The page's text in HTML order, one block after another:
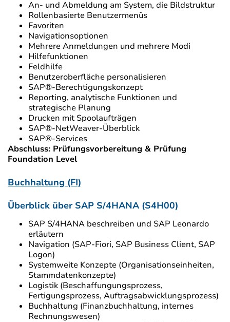
An- und Abmeldung am System, die Bildstruktur
Rollenbasierte Benutzermenüs
Favoriten
Navigationsoptionen
Mehrere Anmeldungen und mehrere Modi
Hilfefunktionen
Feldhilfe
Benutzeroberfläche personalisieren
SAP®-Berechtigungskonzept
Reporting, analytische Funktionen und
strategische Planung
Drucken mit Spoolaufträgen
SAP®-NetWeaver-Überblick
SAP®-Services
Abschluss: Prüfungsvorbereitung & Prüfung
Foundation Level
Buchhaltung (FI)
Überblick über SAP S/4HANA (S4H00)
SAP S/4HANA beschreiben und SAP Leonardo
erläutern
Navigation (SAP-Fiori, SAP Business Client, SAP
Logon)
Systemweite Konzepte (Organisationseinheiten,
Stammdatenkonzepte)
Logistik (Beschaffungungsprozess,
Fertigungsprozess, Auftragsabwicklungsprozess)
Buchhaltung (Finanzbuchhaltung, internes
Rechnungswesen)